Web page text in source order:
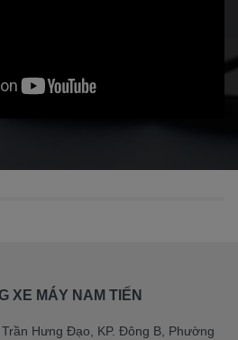
XE MÁY NAM TIẾN
Hưng Đạo, KP. Đông B, Phường